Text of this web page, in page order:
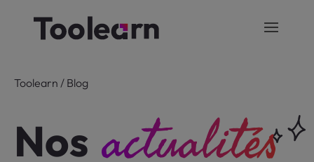
Toolearn / Blog
Nos actualités